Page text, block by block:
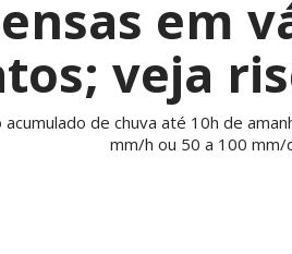
em
veja
de chuva até 10h de
mm/h ou 50 a 100 mm/